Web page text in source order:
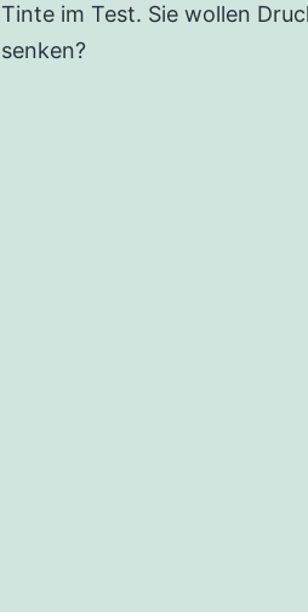
Tinte im Test. Sie wollen
senken?